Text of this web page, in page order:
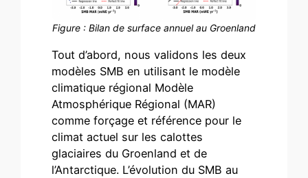
Figure : Bilan de surface annuel au Groenland
Tout d’abord, nous validons les deux
modèles SMB en utilisant le modèle
climatique régional Modèle
Atmosphérique Régional (MAR)
comme forçage et référence pour le
climat actuel sur les calottes
glaciaires du Groenland et de
l’Antarctique. L’évolution du SMB au